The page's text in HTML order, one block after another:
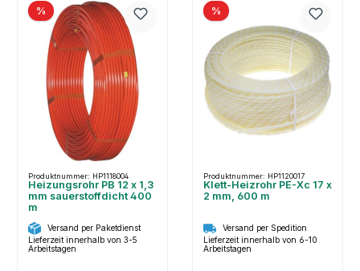
%
Produktnummer: HP1118004
Heizungsrohr PB 12 x 1,3
mm sauerstoffdicht 400
m
Versand per Paketdienst
Lieferzeit innerhalb von 3-5
Arbeitstagen
%
Produktnummer: HP1120017
Klett-Heizrohr PE-Xc 17 x
2 mm, 600 m
Versand per Spedition
Lieferzeit innerhalb von 6-10
Arbeitstagen